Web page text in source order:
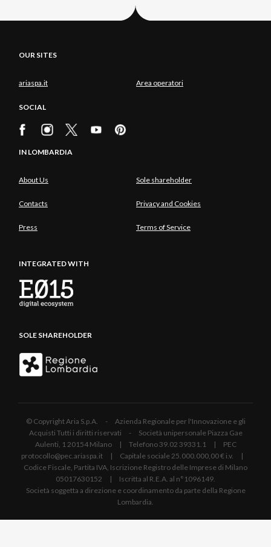
OUR SITES
ariaspa.it Area operatori
SOCIAL
IN LOMBARDIA
About Us Sole shareholder
Contacts Privacy and Cookies
Press Terms of Service
INTEGRATED WITH
SOLE SHAREHOLDER
© Copyright Aria S.p.A. - Azienda Regionale per l'Innovazione e gli
Acquisti Tutti i diritti riservati - Società unipersonale Piazza Gae
Aulenti, 1 20154 Milano | Telefono 39.02 39331.1 | PEC
protocollo@pec.ariaspa.it | Capitale sociale 25.000.000,00 € i.v. |
Codice Fiscale, Partita IVA, Iscrizione Registro delle Imprese di Milano
05017630152 | Iscritta al R.E.A. al n°1096149.
Società soggetta a direzione e coordinamento da parte della Regione
Lombardia.